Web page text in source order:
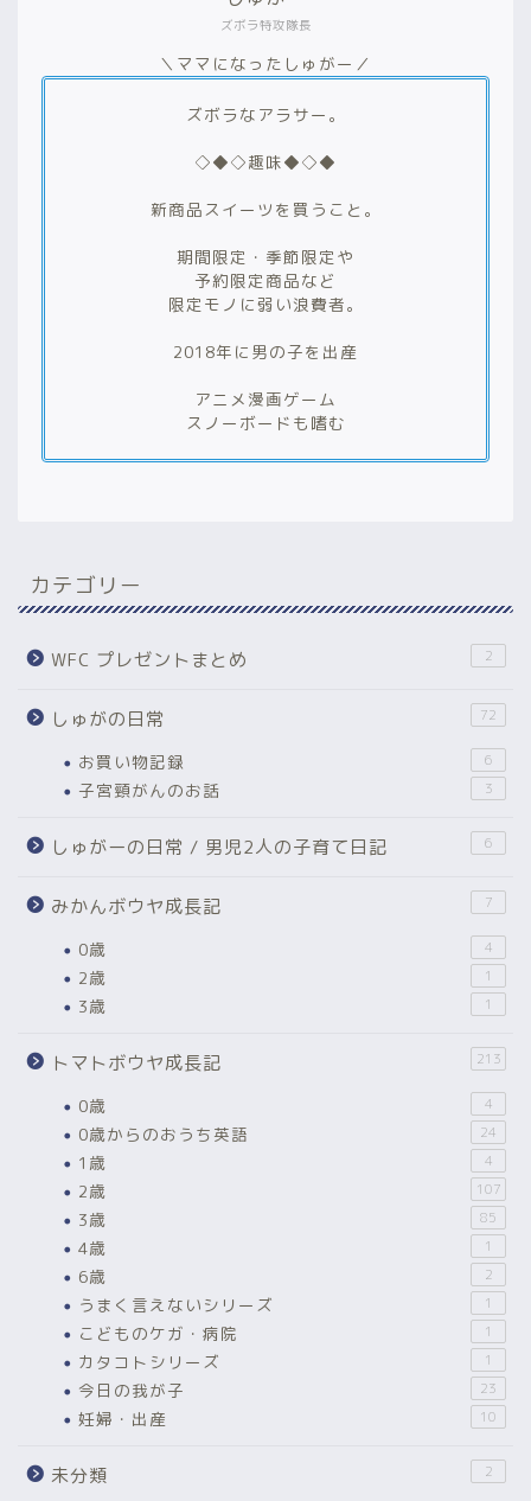
ズボラ特攻隊長
＼ママになったしゅがー／
ズボラなアラサー。
◇◆◇趣味◆◇◆
新商品スイーツを買うこと。
期間限定・季節限定や
予約限定商品など
限定モノに弱い浪費者。
2018年に男の子を出産
アニメ漫画ゲーム
スノーボードも嗜む
カテゴリー
WFC プレゼントまとめ 2
しゅがの日常 72
お買い物記録 6
子宮頸がんのお話 3
しゅがーの日常 / 男児2人の子育て日記 6
みかんボウヤ成長記 7
0歳 4
2歳 1
3歳 1
トマトボウヤ成長記 213
0歳 4
0歳からのおうち英語 24
1歳 4
2歳 107
3歳 85
4歳 1
6歳 2
うまく言えないシリーズ 1
こどものケガ・病院 1
カタコトシリーズ 1
今日の我が子 23
妊婦・出産 10
未分類 2